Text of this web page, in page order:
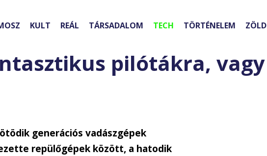
KULT REÁL TÁRSADALOM TECH TÖRTÉNELEM ZÖLD
pilótákra, vagy
generációs vadászgépek
repülőgépek között, a hatodik